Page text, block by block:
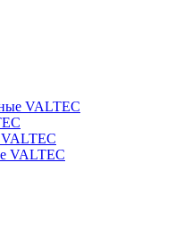
VALTEC
VALTEC